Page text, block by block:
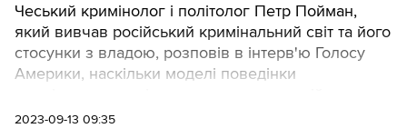
Чеський кримінолог і політолог Петр Пойман,
який вивчав російський кримінальний світ та його
стосунки з владою, розповів в інтерв'ю Голосу
Америки, наскільки моделі поведінки
суспільстві і як це впливає на війну РФ в Україні.
2023-09-13 09:35